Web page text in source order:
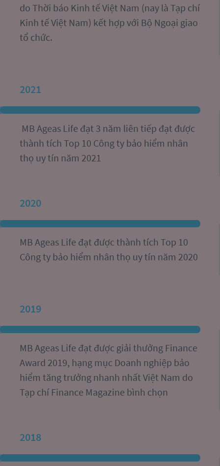
do Thời báo Kinh tế Việt Nam (nay là Tạp chí
Kinh tế Việt Nam) kết hợp với Bộ Ngoại giao
tổ chức.
2021
thành tích Top 10 Công ty bảo hiểm nhân
thọ uy tín năm 2021
2020
MB Ageas Life đạt được thành tích Top 10
Công ty bảo hiểm nhân thọ uy tín năm 2020
2019
​​MB Ageas Life đạt được giải thưởng Finance
Award 2019, hạng mục Doanh nghiệp bảo
hiểm tăng trưởng nhanh nhất Việt Nam do
Tạp chí Finance Magazine bình chọn
2018